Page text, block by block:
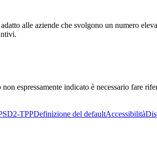
alle aziende che svolgono un numero
espressamente indicato è necessario fare
TPPDefinizione del defaultAccessibilità